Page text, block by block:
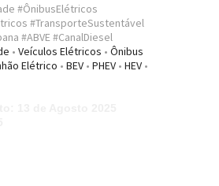
#ÔnibusElétricos
#TransporteSustentável
#ABVE #CanalDiesel
• Veículos Elétricos • Ônibus
Elétrico • BEV • PHEV • HEV •